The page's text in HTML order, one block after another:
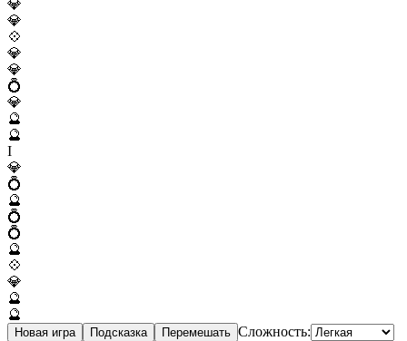
💎
💎
💠
💎
💎
💍
💎
🔮
🔮
I
💎
💍
🔮
💍
💍
🔮
💠
💎
🔮
🔮
Новая игра Подсказка Перемешать Сложность: